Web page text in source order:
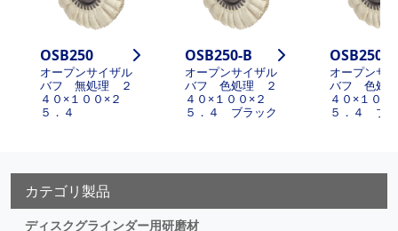
OSB250
オープンサイザル
バフ 無処理 ２
４０×１００×２
５．４
OSB250-B
オープンサイザル
バフ 色処理 ２
４０×１００×２
５．４ ブラック
OSB250-C
オープンサ
バフ 色処
４０×１００
５．４ ブ
カテゴリ製品
ディスクグラインダー用研磨材